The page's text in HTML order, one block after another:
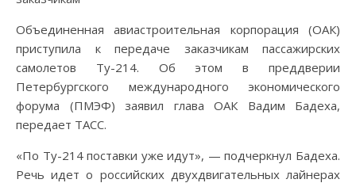
Объединенная авиастроительная корпорация (ОАК)
приступила к передаче заказчикам пассажирских
самолетов Ту-214. Об этом в преддверии
Петербургского международного экономического
форума (ПМЭФ) заявил глава ОАК Вадим Бадеха,
передает ТАСС.
«По Ту-214 поставки уже идут», — подчеркнул Бадеха.
Речь идет о российских двухдвигательных лайнерах